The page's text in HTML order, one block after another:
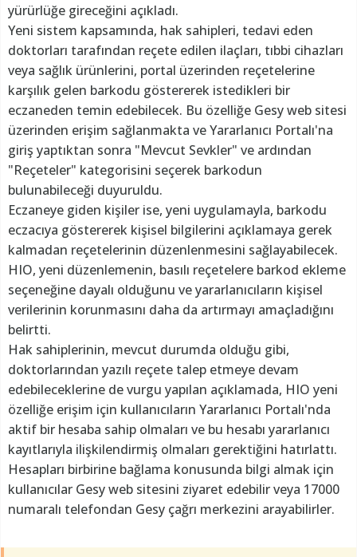
yürürlüğe gireceğini açıkladı.
Yeni sistem kapsamında, hak sahipleri, tedavi eden
doktorları tarafından reçete edilen ilaçları, tıbbi cihazları
veya sağlık ürünlerini, portal üzerinden reçetelerine
karşılık gelen barkodu göstererek istedikleri bir
eczaneden temin edebilecek. Bu özelliğe Gesy web sitesi
üzerinden erişim sağlanmakta ve Yararlanıcı Portalı'na
giriş yaptıktan sonra "Mevcut Sevkler" ve ardından
"Reçeteler" kategorisini seçerek barkodun
bulunabileceği duyuruldu.
Eczaneye giden kişiler ise, yeni uygulamayla, barkodu
eczacıya göstererek kişisel bilgilerini açıklamaya gerek
kalmadan reçetelerinin düzenlenmesini sağlayabilecek.
HIO, yeni düzenlemenin, basılı reçetelere barkod ekleme
seçeneğine dayalı olduğunu ve yararlanıcıların kişisel
verilerinin korunmasını daha da artırmayı amaçladığını
belirtti.
Hak sahiplerinin, mevcut durumda olduğu gibi,
doktorlarından yazılı reçete talep etmeye devam
edebileceklerine de vurgu yapılan açıklamada, HIO yeni
özelliğe erişim için kullanıcıların Yararlanıcı Portalı'nda
aktif bir hesaba sahip olmaları ve bu hesabı yararlanıcı
kayıtlarıyla ilişkilendirmiş olmaları gerektiğini hatırlattı.
Hesapları birbirine bağlama konusunda bilgi almak için
kullanıcılar Gesy web sitesini ziyaret edebilir veya 17000
numaralı telefondan Gesy çağrı merkezini arayabilirler.